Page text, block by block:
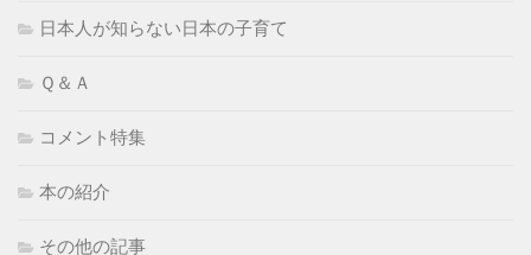
日本人が知らない日本の子育て
Ｑ＆Ａ
コメント特集
本の紹介
その他の記事